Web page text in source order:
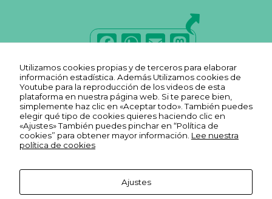
F
a
c
e
b
o
k
W
h
a
ts
A
p
E
m
ai
l
M
a
st
o
d
o
Aviso legal
Utilizamos cookies propias y de terceros para elaborar
información estadística. Además Utilizamos cookies de
Youtube para la reproducción de los videos de esta
plataforma en nuestra página web. Si te parece bien,
simplemente haz clic en «Aceptar todo». También puedes
elegir qué tipo de cookies quieres haciendo clic en
«Ajustes» También puedes pinchar en “Política de
cookies” para obtener mayor información. Lee nuestra
política de cookies
Ajustes
st
a
o
o
ki
e
n
o
s
o